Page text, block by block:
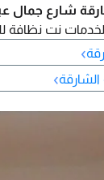
درهم الشارقة شارع
نت نظافة
›
›